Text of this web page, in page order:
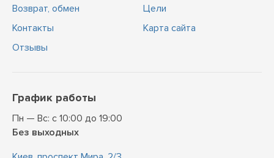
Возврат, обмен
Контакты
Отзывы
Цели
Карта сайта
График работы
Пн — Вс: с 10:00 до 19:00
Без выходных